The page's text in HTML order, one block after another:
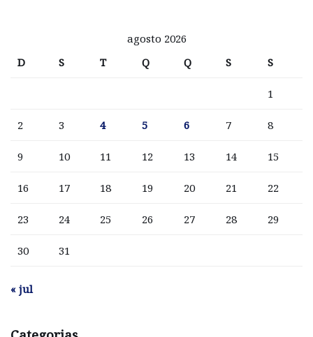
agosto 2026
D
S T Q Q S S
1
2 3 4 5 6 7 8
9 10 11 12 13 14 15
16 17 18 19 20 21 22
23 24 25 26 27 28 29
30 31
« jul